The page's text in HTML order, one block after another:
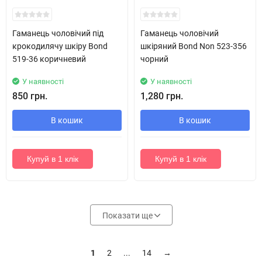
Гаманець чоловічий під
крокодилячу шкіру Bond
519-36 коричневий
У наявності
850 грн.
В кошик
Купуй в 1 клік
Новинка!
Гаманець чоловічий
шкіряний Bond Non 523-356
чорний
У наявності
1,280 грн.
В кошик
Купуй в 1 клік
Показати ще
1 2 ... 14 →